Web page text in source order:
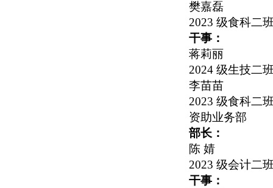
樊嘉磊
2023 级食科二
干事：
蒋莉丽
2024 级生技二
李苗苗
2023 级食科二
资助业务部
部长：
陈 婧
2023 级会计二
干事：